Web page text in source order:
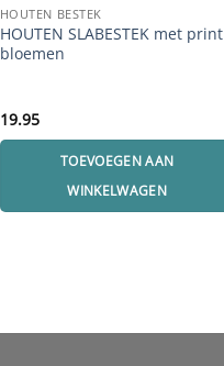
HOUTEN BESTEK
HOUTEN SLABESTEK met print
bloemen
19.95
TOEVOEGEN AAN
WINKELWAGEN